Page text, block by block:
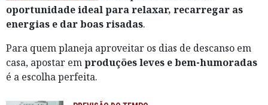
oportunidade ideal para relaxar, recarregar as
energias e dar boas risadas.
Para quem planeja aproveitar os dias de descanso em
casa, apostar emproduções leves e bem-humoradas
é a escolha perfeita.